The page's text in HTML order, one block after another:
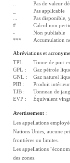
Pas de valeur
Pas applicable
Pas disponible,
#
Calcul non
-
Non publiable
***
Accumulation
Abréviations et
TPL :
Tonne de port
GPL :
Gaz pétrole
GNL :
Gaz naturel
PIB :
Produit
TJB :
Tonneau de
EVP :
Équivalent
Avertissement :
Les appellations
Nations Unies, aucune
frontières ou limites.
Les appellations
des zones.